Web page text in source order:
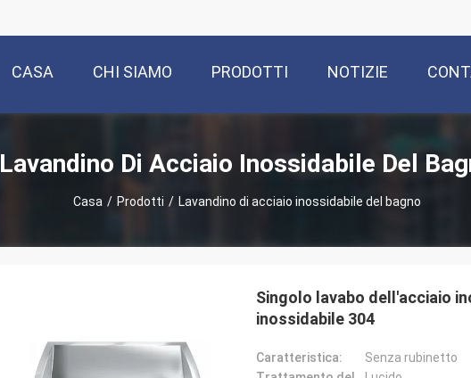
CASA CHI SIAMO PRODOTTI NOTIZIE
Lavandino Di Acciaio Inossidabile Del
Casa / Prodotti / Lavandino di acciaio inossidabile del bagno
Singolo lavabo dell'acciaio
inossidabile 304
Caratteristica:
Senza rubinetto